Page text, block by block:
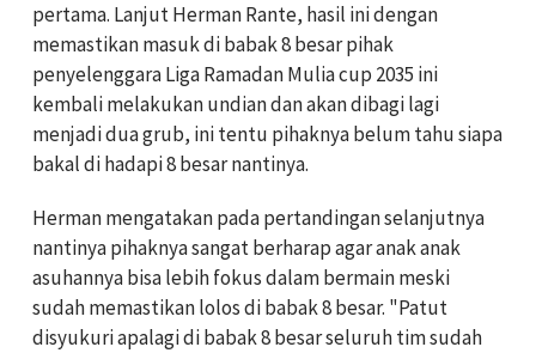
pertama. Lanjut Herman Rante, hasil ini dengan
memastikan masuk di babak 8 besar pihak
penyelenggara Liga Ramadan Mulia cup 2035 ini
kembali melakukan undian dan akan dibagi lagi
menjadi dua grub, ini tentu pihaknya belum tahu siapa
bakal di hadapi 8 besar nantinya.
Herman mengatakan pada pertandingan selanjutnya
nantinya pihaknya sangat berharap agar anak anak
asuhannya bisa lebih fokus dalam bermain meski
sudah memastikan lolos di babak 8 besar. "Patut
disyukuri apalagi di babak 8 besar seluruh tim sudah